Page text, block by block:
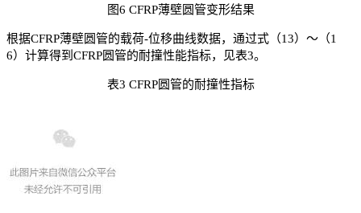
图6 CFRP薄壁圆管变形结果
根据CFRP薄壁圆管的载荷-位移曲线数据，通过式（13）～（1
6）计算得到CFRP圆管的耐撞性能指标，见表3。
表3 CFRP圆管的耐撞性指标